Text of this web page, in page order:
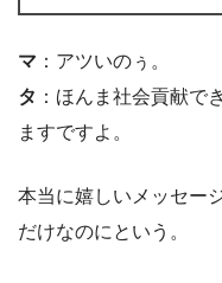
マ ：アツいのぅ。
タ ：ほんま社会貢献で
ますですよ。
本当に嬉しいメッセー
だけなのにという。